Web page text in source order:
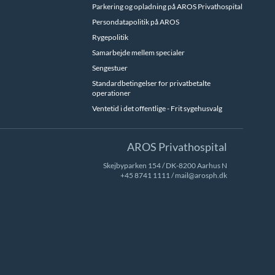
Parkering og opladning på AROS Privathospital
Persondatapolitik på AROS
Rygepolitik
Samarbejde mellem specialer
Sengestuer
Standardbetingelser for privatbetalte
operationer
Ventetid i det offentlige - Frit sygehusvalg
AROS Privathospital
Skejbyparken 154 / DK-8200 Aarhus N
+45 8741 1111 /mail@arosph.dk